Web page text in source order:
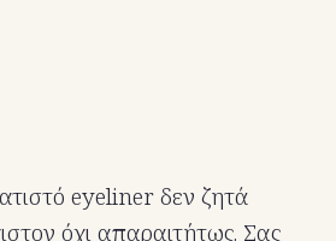
eyeliner δεν ζητά
όχι απαραιτήτως. Σας